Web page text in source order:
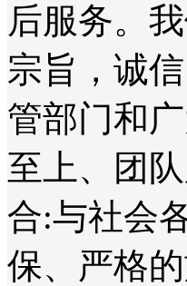
后服务。
宗旨，诚
管部门和
至上、团
合:与社会
保、严格